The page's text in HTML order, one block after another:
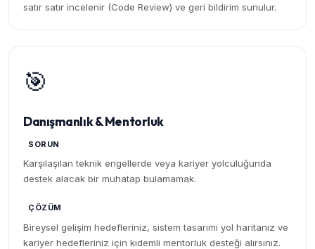
satır satır incelenir (Code Review) ve geri bildirim sunulur.
🎯
Danışmanlık & Mentorluk
SORUN
Karşılaşılan teknik engellerde veya kariyer yolculuğunda
destek alacak bir muhatap bulamamak.
ÇÖZÜM
Bireysel gelişim hedefleriniz, sistem tasarımı yol haritanız ve
kariyer hedefleriniz için kıdemli mentorluk desteği alırsınız.